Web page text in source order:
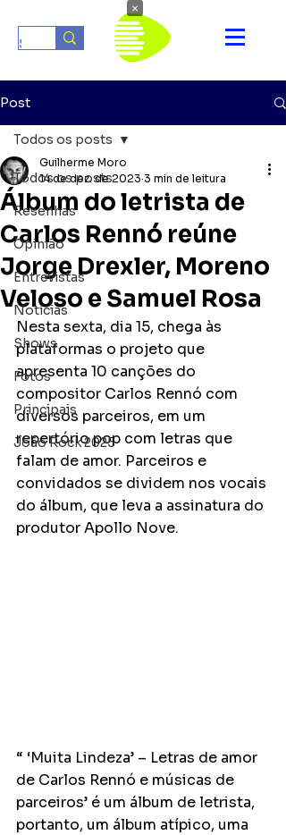
Post
Todos os posts
Resenhas
Opinião
Entrevistas
Notícias
Shows
Fotos
Principais
João Rock 2025
Todos os posts
Álbum do letrista de
Carlos Rennó reúne
Jorge Drexler, Moreno
Veloso e Samuel Rosa
Guilherme Moro
14 de dez. de 2023 3 min de leitura
Nesta sexta, dia 15, chega às
plataformas o projeto que
apresenta 10 canções do
compositor Carlos Rennó com
diversos parceiros, em um
repertório pop com letras que
falam de amor. Parceiros e
convidados se dividem nos vocais
do álbum, que leva a assinatura do
produtor Apollo Nove.
“ ‘Muita Lindeza’ – Letras de amor
de Carlos Rennó e músicas de
parceiros’ é um álbum de letrista,
portanto, um álbum atípico, uma
×